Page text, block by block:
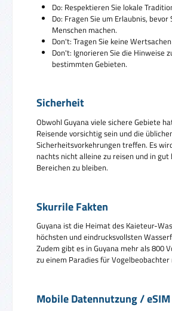
Do: Respektieren Sie lokale
Do: Fragen Sie um Erlaubnis, bevor
Menschen machen.
Don't: Tragen Sie keine
Don't: Ignorieren Sie die Hinweise
bestimmten Gebieten.
Sicherheit
Obwohl Guyana viele sichere Gebiete
Reisende vorsichtig sein und die
Sicherheitsvorkehrungen treffen. Es
nachts nicht alleine zu reisen und in
Bereichen zu bleiben.
Skurrile Fakten
Guyana ist die Heimat des Kaieteur-
höchsten und eindrucksvollsten
Zudem gibt es in Guyana mehr als 800
zu einem Paradies für Vogelbeobachter
Mobile Datennutzung / eSIM